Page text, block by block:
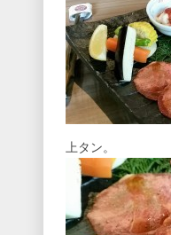
上タン。